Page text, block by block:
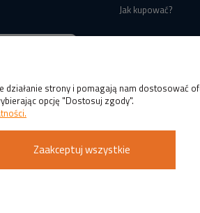
Jak kupować?
strony i pomagają nam
opcję "Dostosuj zgody".
Zaakceptuj wszystkie